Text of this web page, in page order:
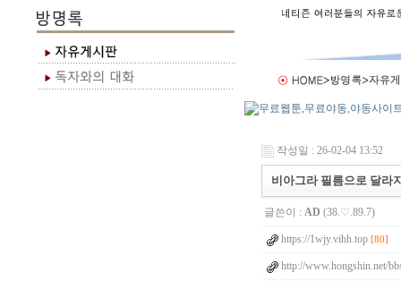
작성일 : 26-02-04 13:52
비아그라 필름으로 달라
글쓴이 : AD (38.♡.89.7)
https://1wjy.vihh.top [80]
http://www.hongshin.net/